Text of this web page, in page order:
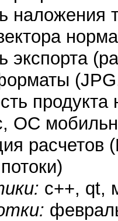
наложения
экспорта
ОС
c++, qt,